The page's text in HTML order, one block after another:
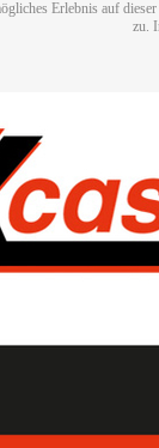
Erlebnis auf
zu.